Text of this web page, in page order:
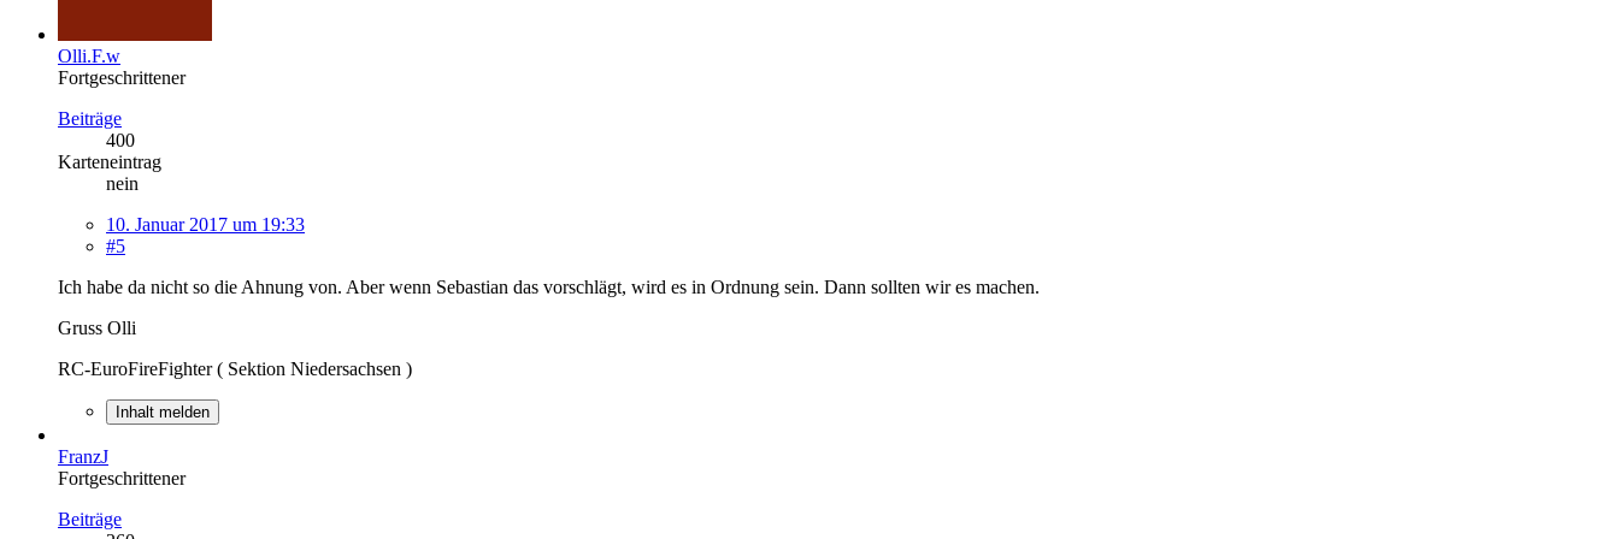
Olli.F.w
Fortgeschrittener
Beiträge
400
Karteneintrag
nein
10. Januar 2017 um 19:33
#5
Ich habe da nicht so die Ahnung von. Aber wenn Sebastian das vorschlägt, wird es in Ordnung sein. Dann sollten wir es machen.
Gruss Olli
RC-EuroFireFighter ( Sektion Niedersachsen )
Inhalt melden
FranzJ
Fortgeschrittener
Beiträge